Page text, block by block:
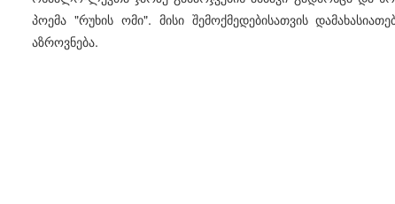
პოემა "რუხის ომი". მისი შემოქმედებისათვის
აზროვნება.